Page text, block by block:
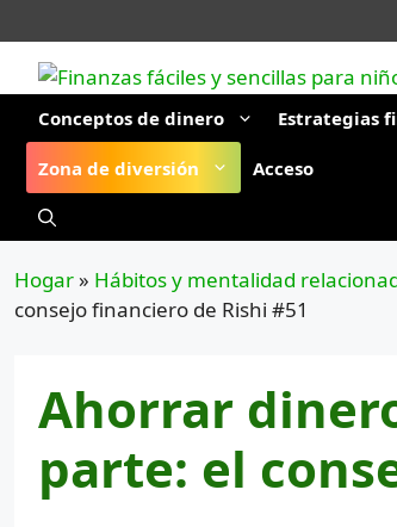
al
contenido
Conceptos de dinero Estrategias
Zona de diversión Acceso
Hogar» Hábitos y mentalidad
consejo financiero de Rishi #51
Ahorrar
parte: el